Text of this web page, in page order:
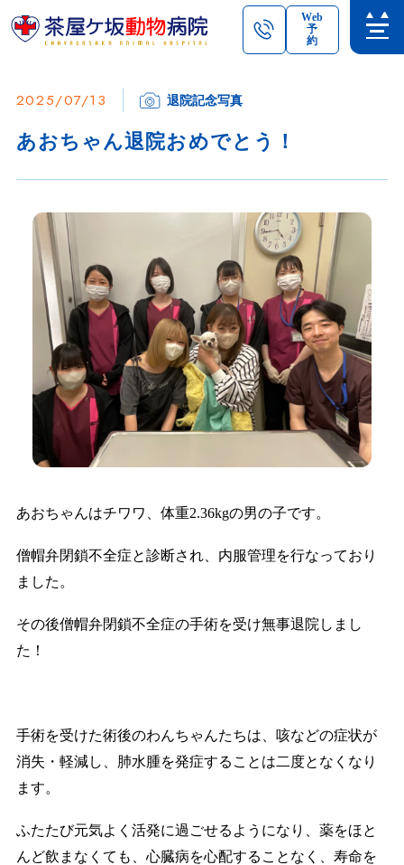
Web
予
約
2025/07/13 退院記念写真
あおちゃん退院おめでとう！
あおちゃんはチワワ、体重2.36kgの男の子です。
僧帽弁閉鎖不全症と診断され、内服管理を行なっており
ました。
その後僧帽弁閉鎖不全症の手術を受け無事退院しまし
た！
手術を受けた術後のわんちゃんたちは、咳などの症状が
消失・軽減し、肺水腫を発症することは二度となくなり
ます。
ふたたび元気よく活発に過ごせるようになり、薬をほと
んど飲まなくても、心臓病を心配することなく、寿命を